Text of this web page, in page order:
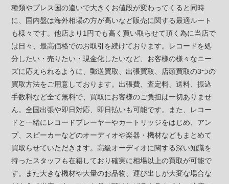
種類やプレス国の違いで大きくお値段が変わってくると同時
に、国内盤は海外相場の方が高いなど販売に関する最適ルート
も様々です。他店より1円でも高く買い取らせて頂く為に当店で
は日々、最高価格でのお取引を続けております。レコードを処
分したい・売りたい・現金化したいなど、お客様の様々なニー
ズに応えられるように、郵送買取、出張買取、店頭買取の3つの
買取方法をご用意しております。出張費、査定料、送料、振込
手数料など全て無料で、買取にお客様のご負担は一切ありませ
ん。全国出張や即日対応、即日払いも可能です。また、レコー
ドと一緒にレコードプレーヤーやカートリッジをはじめ、アン
プ、スピーカーなどのオーディオや楽器・機材などもまとめて
買取らせていただきます。高級オーディオに関する深い知識を
持ったスタッフも在籍しており確実に相場以上の買取が可能で
す。また大きな機材や大量のお品物、運び出しが大変な場合な